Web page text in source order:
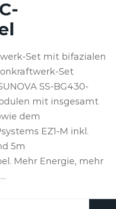
Set mit bifazialen
Set
SS-BG430-
mit insgesamt
dem
EZ1-M inkl.
5m
Mehr Energie, mehr